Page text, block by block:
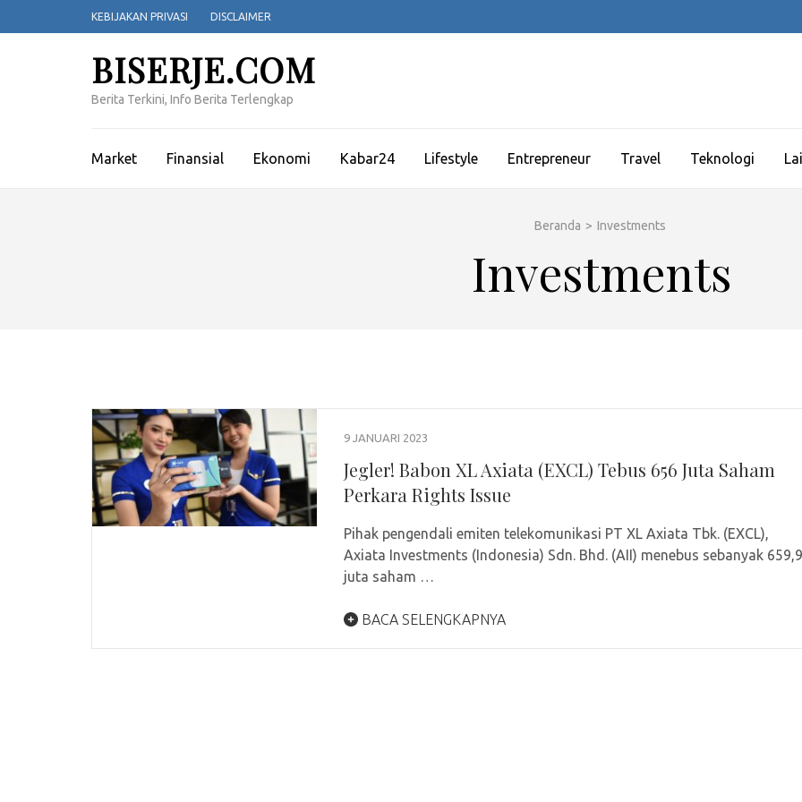
ke
KEBIJAKAN PRIVASI DISCLAIMER
BISERJE.COM
Berita Terkini, Info Berita Terlengkap
Market Finansial Ekonomi Kabar24 Lifestyle Entrepreneur Travel Teknologi
Beranda > Investments
Investments
9 JANUARI 2023
Jegler! Babon XL Axiata (EXCL) Tebus 656 Juta Saham
Perkara Rights Issue
Pihak pengendali emiten telekomunikasi PT XL Axiata Tbk. (EXCL),
Axiata Investments (Indonesia) Sdn. Bhd. (AII) menebus sebanyak 659,9
juta saham …
BACA SELENGKAPNYA